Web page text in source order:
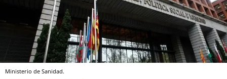
Ministerio de Sanidad.